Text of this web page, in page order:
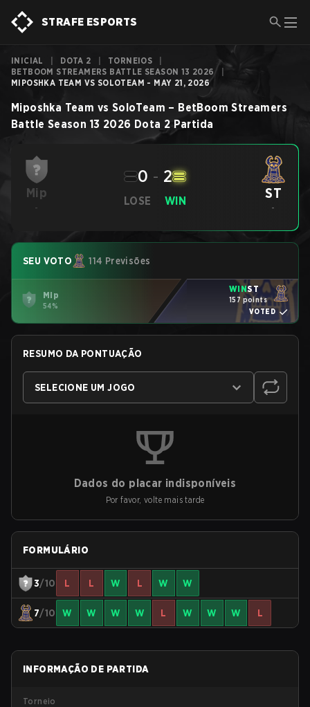
STRAFE ESPORTS
INICIAL DOTA 2 TORNEIOS
BETBOOM STREAMERS BATTLE SEASON 13 2026
MIPOSHKA TEAM VS SOLOTEAM - MAY 21, 2026
Miposhka Team vs SoloTeam – BetBoom Streamers
Battle Season 13 2026 Dota 2 Partida
Mip
-
LOSE
0 - 2
WIN ST
-
SEU VOTO 114 Previsões
Mip
54%
WINST
157 points
VOTED
RESUMO DA PONTUAÇÃO
SELECIONE UM JOGO
Dados do placar indisponíveis
Por favor, volte mais tarde
FORMULÁRIO
3/10 L L W L W W
7/10 W W W W L W W W L
INFORMAÇÃO DE PARTIDA
Torneio